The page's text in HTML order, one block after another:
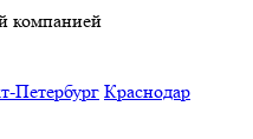
компанией
Петербург Краснодар